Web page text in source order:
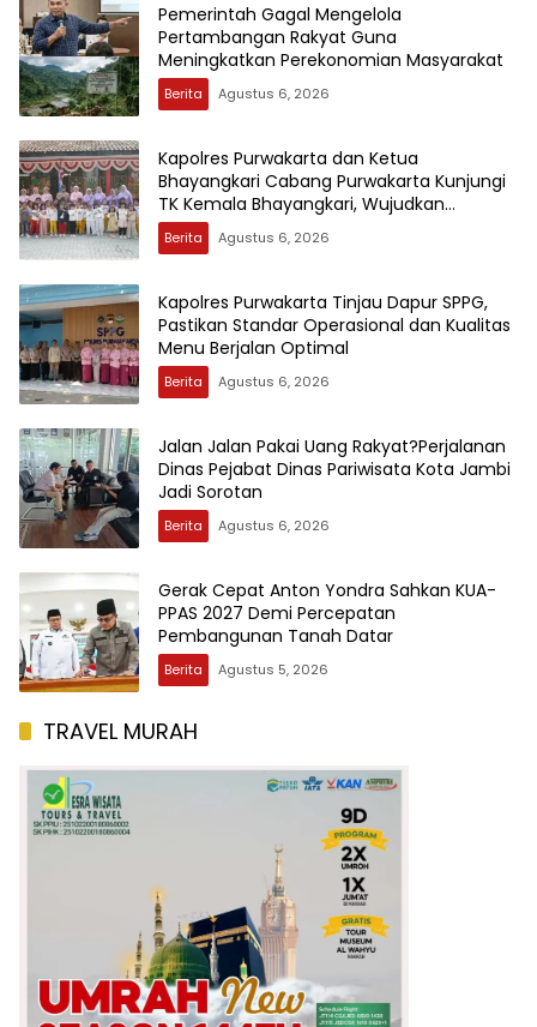
Pemerintah Gagal Mengelola
Pertambangan Rakyat Guna
Meningkatkan Perekonomian Masyarakat
Berita Agustus 6, 2026
Kapolres Purwakarta dan Ketua
Bhayangkari Cabang Purwakarta Kunjungi
TK Kemala Bhayangkari, Wujudkan
Kepedulian Terhadap Pendidikan Anak Usia
Dini
Berita Agustus 6, 2026
Kapolres Purwakarta Tinjau Dapur SPPG,
Pastikan Standar Operasional dan Kualitas
Menu Berjalan Optimal
Berita Agustus 6, 2026
Jalan Jalan Pakai Uang Rakyat?Perjalanan
Dinas Pejabat Dinas Pariwisata Kota Jambi
Jadi Sorotan
Berita Agustus 6, 2026
Gerak Cepat Anton Yondra Sahkan KUA-
PPAS 2027 Demi Percepatan
Pembangunan Tanah Datar
Berita Agustus 5, 2026
TRAVEL MURAH